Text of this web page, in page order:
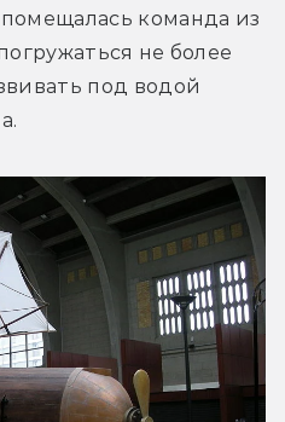
команда из
не более
под водой